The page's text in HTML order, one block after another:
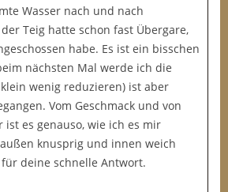
Wasser nach und nach
Teig hatte schon fast Übergare,
habe. Es ist ein bisschen
nächsten Mal werde ich die
wenig reduzieren) ist aber
Vom Geschmack und von
ist es genauso, wie ich es mir
knusprig und innen weich
deine schnelle Antwort.